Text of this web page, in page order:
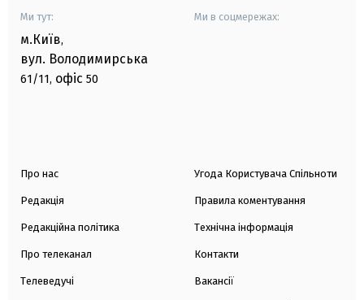
Ми тут:
м.Київ,
вул. Володимирська
61/11, офіс 50
Ми в соцмережах:
Про нас
Редакція
Редакційна політика
Про телеканал
Телеведучі
Угода Користувача Спільноти
Правила коментування
Технічна інформація
Контакти
Вакансії